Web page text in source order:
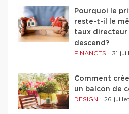
Pourquoi le
reste-t-il le
taux directeur
descend?
FINANCES 31
Comment
un balcon de
DESIGN 26